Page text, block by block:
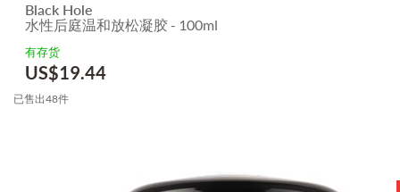
Black Hole
水性后庭温和放松凝胶 - 100ml
有存货
US$19.44
已售出48件